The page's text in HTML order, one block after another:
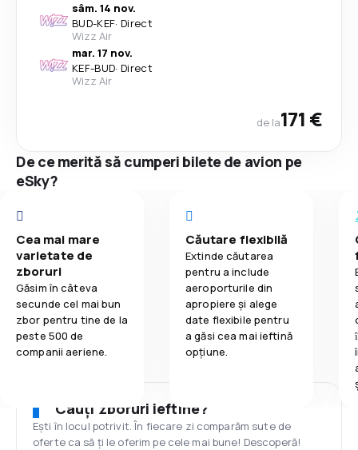
sâm. 14 nov.
BUD-KEF· Direct
Wizz Air
mar. 17 nov.
KEF-BUD· Direct
Wizz Air
de la171 €
De ce merită să cumperi bilete de avion pe
eSky?
Cea mai mare
varietate de
zboruri
Găsim în câteva
secunde cel mai bun
zbor pentru tine de la
peste 500 de
companii aeriene.
Căutare flexibilă
Extinde căutarea
pentru a include
aeroporturile din
apropiere și alege
date flexibile pentru
a găsi cea mai ieftină
opțiune.
Cauți zboruri ieftine?
Ești în locul potrivit. În fiecare zi comparăm sute de
oferte ca să ți le oferim pe cele mai bune! Descoperă!